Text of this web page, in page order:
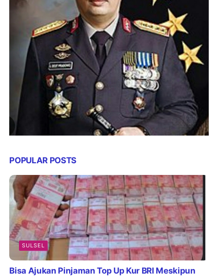
POPULAR POSTS
SULSEL
Bisa Ajukan Pinjaman Top Up Kur BRI Meskipun